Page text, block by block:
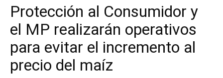
Protección al Consumidor y
el MP realizarán operativos
para evitar el incremento al
precio del maíz